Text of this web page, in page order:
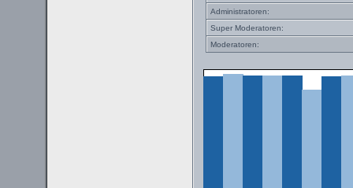
Administratoren:
Super Moderatoren:
Moderatoren: